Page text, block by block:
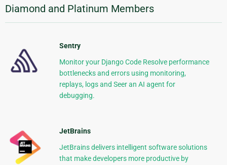
Diamond and Platinum Members
Sentry
Monitor your Django Code Resolve performance
bottlenecks and errors using monitoring,
replays, logs and Seer an AI agent for
debugging.
JetBrains
JetBrains delivers intelligent software solutions
that make developers more productive by